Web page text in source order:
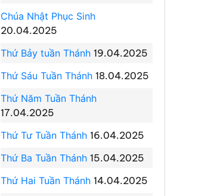
Chúa Nhật Phục Sinh
20.04.2025
Thứ Bảy tuần Thánh 19.04.2025
Thứ Sáu Tuần Thánh 18.04.2025
Thứ Năm Tuần Thánh
17.04.2025
Thứ Tư Tuần Thánh 16.04.2025
Thứ Ba Tuần Thánh 15.04.2025
Thứ Hai Tuần Thánh 14.04.2025